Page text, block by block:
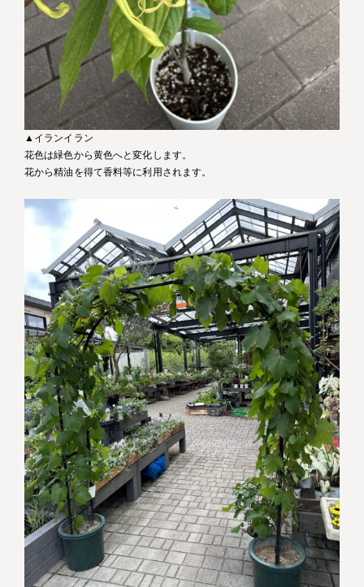
▲イランイラン
花色は緑色から黄色へと変化します。
花から精油を得て香料等に利用されます。